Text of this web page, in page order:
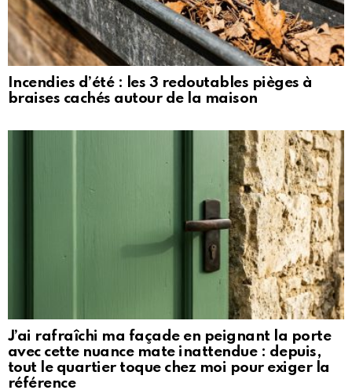
Incendies d’été : les 3 redoutables pièges à
braises cachés autour de la maison
J’ai rafraîchi ma façade en peignant la porte
avec cette nuance mate inattendue : depuis,
tout le quartier toque chez moi pour exiger la
référence